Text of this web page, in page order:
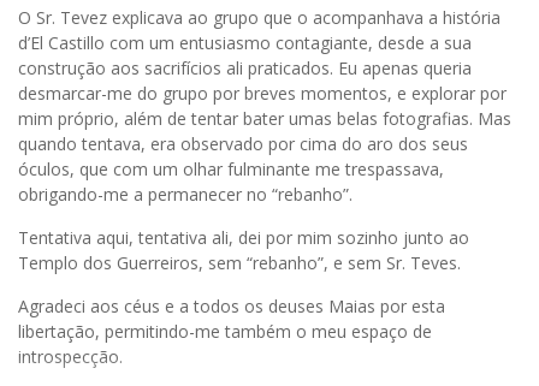
O Sr. Tevez explicava ao grupo que o acompanhava a história
d’El Castillo com um entusiasmo contagiante, desde a sua
construção aos sacrifícios ali praticados. Eu apenas queria
desmarcar-me do grupo por breves momentos, e explorar por
mim próprio, além de tentar bater umas belas fotografias. Mas
quando tentava, era observado por cima do aro dos seus
óculos, que com um olhar fulminante me trespassava,
obrigando-me a permanecer no “rebanho”.
Tentativa aqui, tentativa ali, dei por mim sozinho junto ao
Templo dos Guerreiros, sem “rebanho”, e sem Sr. Teves.
Agradeci aos céus e a todos os deuses Maias por esta
libertação, permitindo-me também o meu espaço de
introspecção.